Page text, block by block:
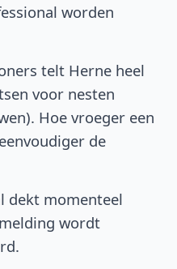
worden
telt Herne heel
voor nesten
Hoe vroeger een
de
dekt momenteel
wordt